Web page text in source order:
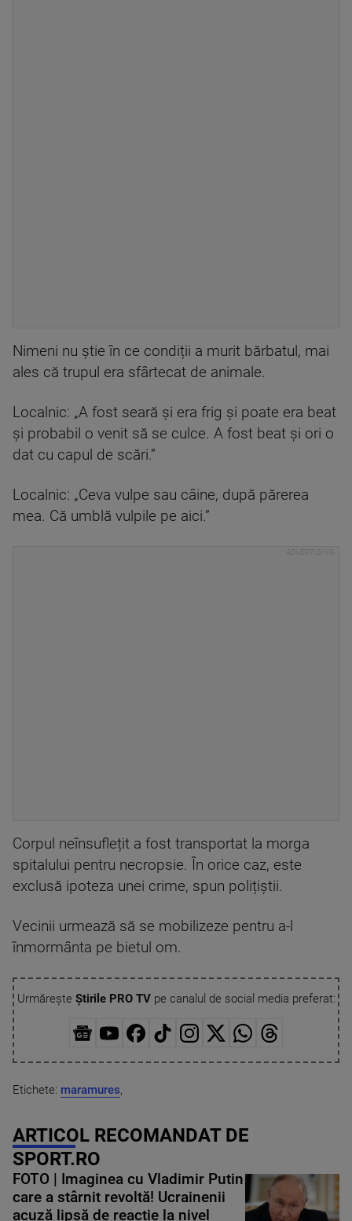
Nimeni nu știe în ce condiții a murit bărbatul, mai
ales că trupul era sfârtecat de animale.
Localnic: „A fost seară şi era frig şi poate era beat
şi probabil o venit să se culce. A fost beat şi ori o
dat cu capul de scări.”
Localnic: „Ceva vulpe sau câine, după părerea
mea. Că umblă vulpile pe aici.”
Corpul neînsuflețit a fost transportat la morga
spitalului pentru necropsie. În orice caz, este
exclusă ipoteza unei crime, spun polițiștii.
Vecinii urmează să se mobilizeze pentru a-l
înmormânta pe bietul om.
Urmărește Știrile PRO TVpe canalul de social media preferat:
Etichete: maramures,
ARTICOL RECOMANDAT DE
SPORT.RO
FOTO | Imaginea cu Vladimir Putin
care a stârnit revoltă! Ucrainenii
acuză lipsă de reacție la nivel